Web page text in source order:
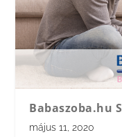
Babaszoba.hu
május 11, 2020